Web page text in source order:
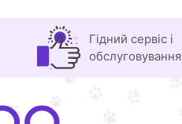
Гідний сервіс і
обслуговування